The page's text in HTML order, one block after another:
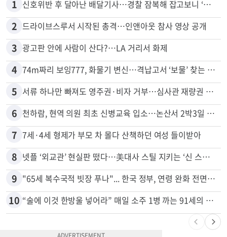
많이 본 뉴스
1 신호위반 후 달아난 배달기사…경찰 잠복해 잡고보니 ‘반전’
2 드라이브스루서 시작된 총격…인앤아웃 참사 영상 공개
3 광고판 안에 사람이 산다?…LA 거리서 화제
4 74m짜리 보잉777, 화물기 변신…격납고서 ‘보물’ 찾는 인천공항
5 서류 하나만 빠져도 영주권·비자 거부…심사관 재량권 대폭 확대
6
7 7세·4세 형제가 부모 차 몰다 산책하던 여성 들이받아
8 넷플 ‘외교관’ 현실판 떴다…美대사 스틸 지키는 ‘신 스틸러’
9 "65세 복수국적 빗장 푸나"... 한국 정부, 연령 완화 전면 추진
“술에 이것 한방울 넣어라” 매일 소주 1병 까는 91세의 철칙